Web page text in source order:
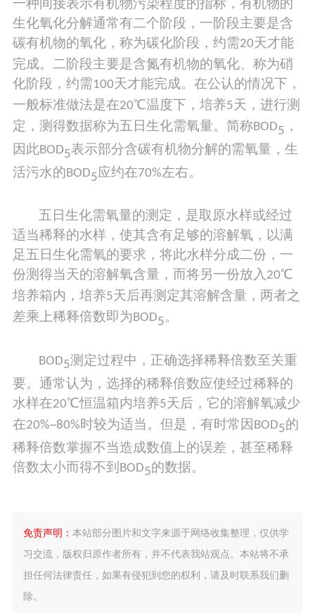
一种间接表示有机物污染程度的指标，有机物的
生化氧化分解通常有二个阶段，一阶段主要是含
碳有机物的氧化，称为碳化阶段，约需20天才能
完成。二阶段主要是含氮有机物的氧化、称为硝
化阶段，约需100天才能完成。在公认的情况下，
一般标准做法是在20℃温度下，培养5天，进行测
定，测得数据称为五日生化需氧量。简称BOD5 ，
因此BOD5表示部分含碳有机物分解的需氧量，生
活污水的BOD5应约在70%左右。
五日生化需氧量的测定，是取原水样或经过
适当稀释的水样，使其含有足够的溶解氧，以满
足五日生化需氧的要求，将此水样分成二份，一
份测得当天的溶解氧含量，而将另一份放入 20℃
培养箱内，培养5天后再测定其溶解含量，两者之
差乘上稀释倍数即为BOD5。
BOD5测定过程中，正确选择稀释倍数至关重
要。通常认为，选择的稀释倍数应使经过稀释的
水样在20℃恒温箱内培养5天后，它的溶解氧减少
在20%~80%时较为适当。但是，有时常因 BOD5的
稀释倍数掌握不当造成数值上的误差，甚至稀释
倍数太小而得不到 BOD5的数据。
免责声明： 本站部分图片和文字来源于网络收集整理，仅供学
习交流，版权归原作者所有，并不代表我站观点。本站将不承
担任何法律责任，如果有侵犯到您的权利，请及时联系我们删
除。